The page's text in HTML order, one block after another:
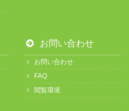
お問い合わせ
お問い合わせ
FAQ
閲覧環境